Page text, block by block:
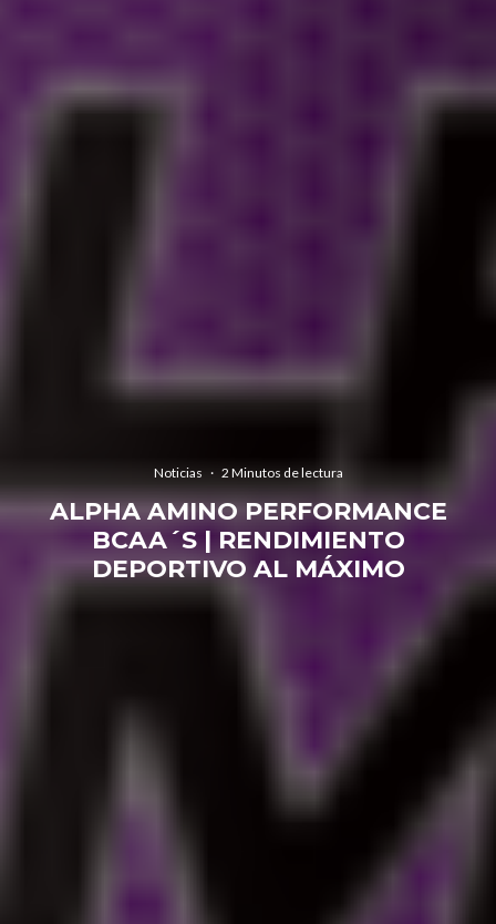
Noticias · 2 Minutos de lectura
ALPHA AMINO PERFORMANCE
BCAA´S | RENDIMIENTO
DEPORTIVO AL MÁXIMO